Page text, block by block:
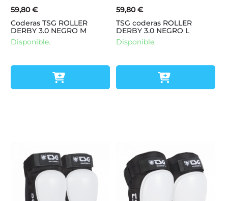
59,80 €
Coderas TSG ROLLER
DERBY 3.0 NEGRO M
Disponible.
59,80 €
TSG coderas ROLLER
DERBY 3.0 NEGRO L
Disponible.